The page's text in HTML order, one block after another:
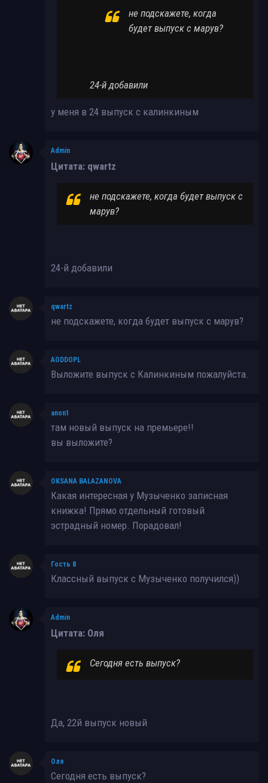
не подскажете, когда
будет выпуск с марув?
24-й добавили
у меня в 24 выпуск с калинкиным
Admin
Цитата: qwartz
не подскажете, когда будет выпуск с
марув?
24-й добавили
qwartz
не подскажете, когда будет выпуск с марув?
AODDOPL
Выложите выпуск с Калинкиным пожалуйста.
anon1
там новый выпуск на премьере!!
вы выложите?
OKSANA BALAZANOVA
Какая интересная у Музыченко записная
книжка! Прямо отдельный готовый
эстрадный номер. Порадовал!
Гость 8
Классный выпуск с Музыченко получился))
Admin
Цитата: Оля
Сегодня есть выпуск?
Да, 22й выпуск новый
Оля
Сегодня есть выпуск?